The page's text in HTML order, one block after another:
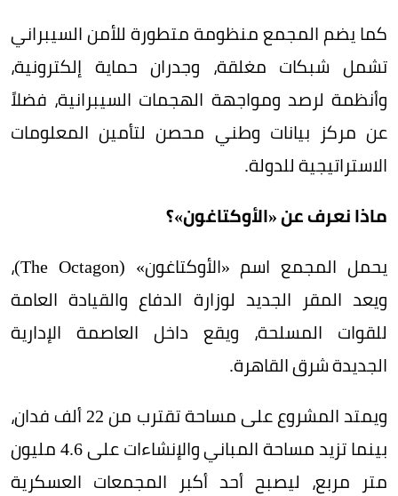
كما يضم المجمع منظومة متطورة للأمن السيبراني
تشمل شبكات مغلقة، وجدران حماية إلكترونية،
وأنظمة لرصد ومواجهة الهجمات السيبرانية، فضلاً
عن مركز بيانات وطني محصن لتأمين المعلومات
الاستراتيجية للدولة.
ماذا نعرف عن «الأوكتاغون»؟
يحمل المجمع اسم «الأوكتاغون» (The Octagon)،
ويعد المقر الجديد لوزارة الدفاع والقيادة العامة
للقوات المسلحة، ويقع داخل العاصمة الإدارية
الجديدة شرق القاهرة.
ويمتد المشروع على مساحة تقترب من 22 ألف فدان،
بينما تزيد مساحة المباني والإنشاءات على 4.6 مليون
متر مربع، ليصبح أحد أكبر المجمعات العسكرية